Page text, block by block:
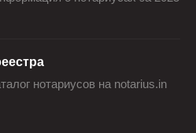
нотариусов на notarius.in